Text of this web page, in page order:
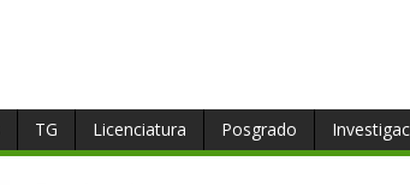
TG Licenciatura Posgrado